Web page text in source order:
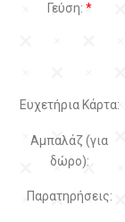
Γεύση: *
Ευχετήρια Κάρτα:
Αμπαλάζ (για
δώρο):
Παρατηρήσεις: